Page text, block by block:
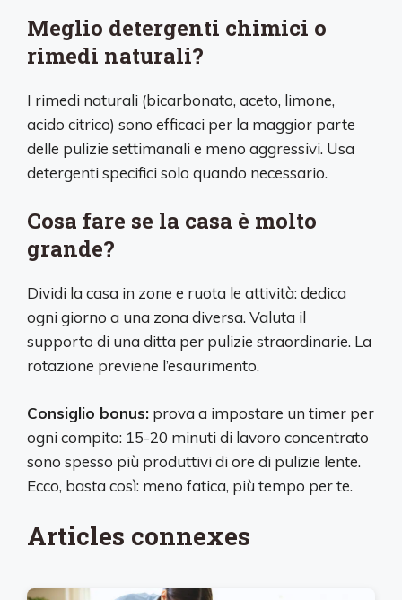
Meglio detergenti chimici o
rimedi naturali?
I rimedi naturali (bicarbonato, aceto, limone,
acido citrico) sono efficaci per la maggior parte
delle pulizie settimanali e meno aggressivi. Usa
detergenti specifici solo quando necessario.
Cosa fare se la casa è molto
grande?
Dividi la casa in zone e ruota le attività: dedica
ogni giorno a una zona diversa. Valuta il
supporto di una ditta per pulizie straordinarie. La
rotazione previene l’esaurimento.
Consiglio bonus: prova a impostare un timer per
ogni compito: 15-20 minuti di lavoro concentrato
sono spesso più produttivi di ore di pulizie lente.
Ecco, basta così: meno fatica, più tempo per te.
Articles connexes